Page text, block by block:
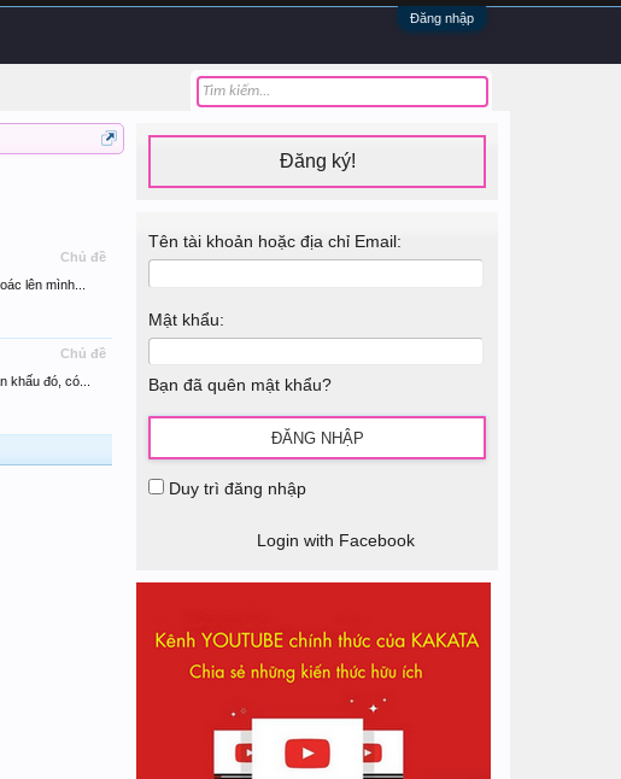
Đăng nhập
Chủ đề
lên mình...
Chủ đề
khấu đó, có...
Đăng ký!
Tên tài khoản hoặc địa chỉ Email:
Mật khẩu:
Bạn đã quên mật khẩu?
Duy trì đăng nhập
Login with Facebook